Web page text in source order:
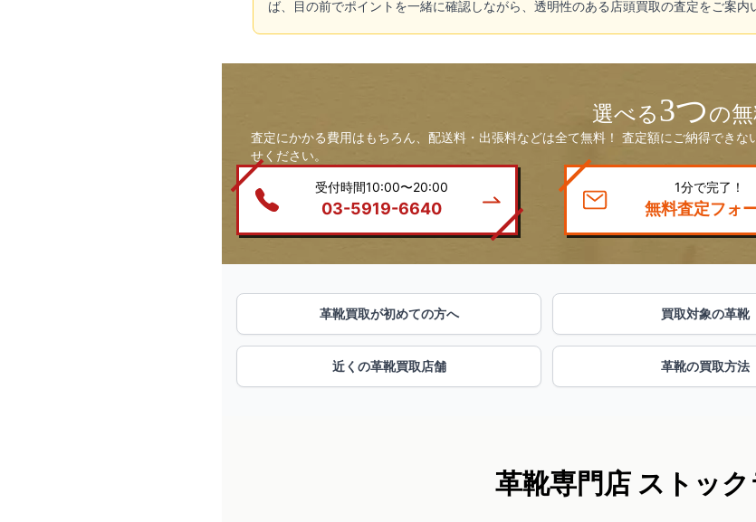
ば、目の前でポイントを一緒に確認しながら、透明性のある店頭買取の査定をご案内
選べる3つの
査定にかかる費用はもちろん、配送料・出張料などは全て無料！ 査定額にご納得でき
せください。
受付時間10:00〜20:00
03-5919-6640
1分で完了！
無料査定フォ
革靴買取が初めての方へ 買取対象の革靴
近くの革靴買取店舗 革靴の買取方法
革靴専門店 ストッ